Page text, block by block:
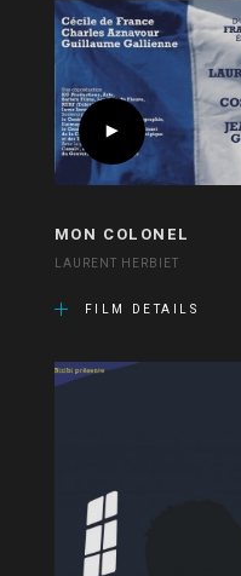
MON COLONEL
LAURENT HERBIET
FILM DETAILS